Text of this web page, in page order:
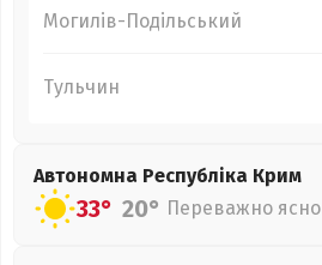
Могилів-Подільський
Тульчин
Автономна Республіка Крим
33° 20° Переважно ясно